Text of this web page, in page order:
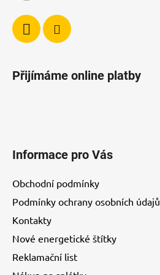
Přijímáme online platby
Informace pro Vás
Obchodní podmínky
Podmínky ochrany osobních údajů
Kontakty
Nové energetické štítky
Reklamační list